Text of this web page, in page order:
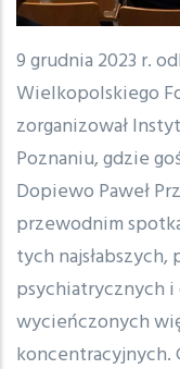
9 grudnia 2023 r.
Wielkopolskiego
zorganizował
Poznaniu, gdzie
Dopiewo Paweł
przewodnim
tych
psychiatrycznych
wycieńczonych
koncentracyjnych.